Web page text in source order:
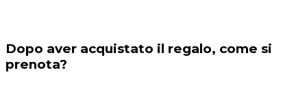
Dopo aver acquistato il regalo, come si
prenota?